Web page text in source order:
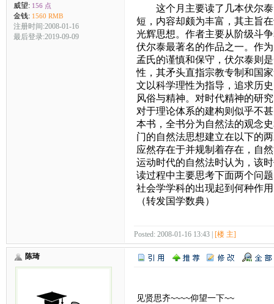
威望: 156 点
金钱: 1560 RMB
注册时间:2008-01-16
最后登录:2019-09-09
这个月主要读了几本伏尔泰
短，内容却颇为丰富，其主旨
光辉思想。作者主要从阶级斗
伏尔泰最著名的作品之一。作
孟氏的谨慎和保守，伏尔泰则
性，其矛头直指宗教专制和国
文以科学理性为指导，追求历
风俗与精神。对时代精神的研
对于理论体系的建构则似乎不
本书，全书分为自然法的观念
门的自然法思想建立在以下的
应然存在于并规制着存在，自
运动时代的自然法时认为，该
读过程中主要思考下面两个问
社会学学科的出现起到何种作
（转发国学数典）
Posted: 2008-01-16 13:43 | [楼 主]
陈琦
见贤思齐~~~~仰望一下~~